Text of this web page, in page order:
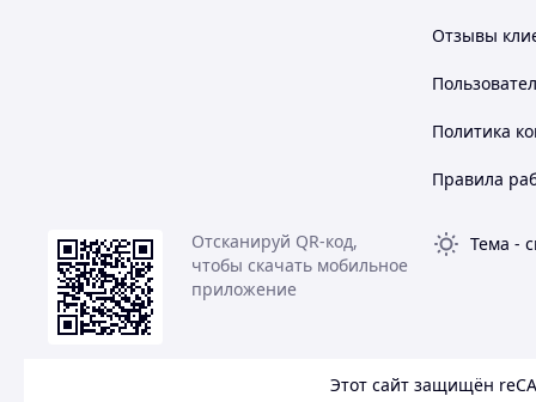
MB-Approval 226.5
Porsche A40
VW 502.00/505.00/505.01
Отзывы
Политика
Правила
Отсканируй QR-код,
чтобы скачать мобильное
приложение
Тема -
Этот сайт защищён